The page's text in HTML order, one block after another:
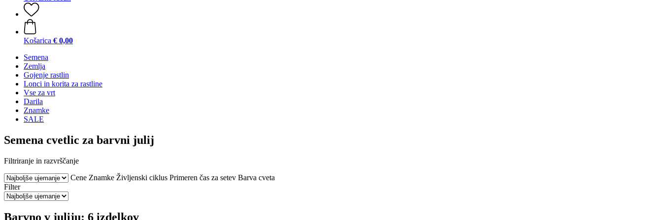
Košarica € 0,00
Semena
Zemlja
Gojenje rastlin
Lonci in korita za rastline
Vse za vrt
Darila
Znamke
SALE
Semena cvetlic za barvni julij
Filtriranje in razvrščanje
Cene Znamke Življenski ciklus Primeren čas za setev Barva cveta
Filter
Barvno v juliju: 6 izdelkov